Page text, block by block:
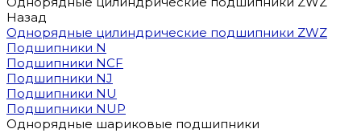
Назад
Однорядные цилиндрические подшипники ZWZ
Подшипники N
Подшипники NCF
Подшипники NJ
Подшипники NU
Подшипники NUP
Однорядные шариковые подшипники